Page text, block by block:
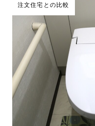
注文住宅との比較